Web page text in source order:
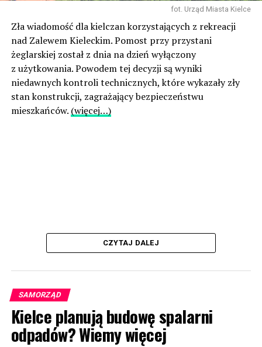
fot. Urząd Miasta Kielce
Zła wiadomość dla kielczan korzystających z rekreacji
nad Zalewem Kieleckim. Pomost przy przystani
żeglarskiej został z dnia na dzień wyłączony
z użytkowania. Powodem tej decyzji są wyniki
niedawnych kontroli technicznych, które wykazały zły
stan konstrukcji, zagrażający bezpieczeństwu
mieszkańców. (więcej…)
CZYTAJ DALEJ
SAMORZĄD
Kielce planują budowę spalarni
odpadów? Wiemy więcej